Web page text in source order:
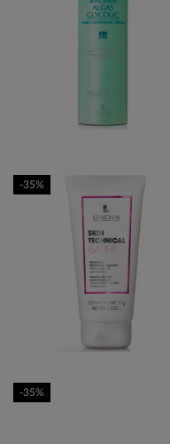
-35%
-35%